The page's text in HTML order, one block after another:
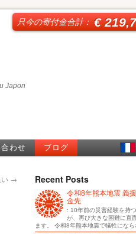
Japon
只今の寄付金合計：€
わせ ブログ
→ Recent Posts
令和8年熊本地震 義
金先
: 10年前の災害経験を持
が、再び大きな困難に直
ます。 令和8年熊本地震で犠牲になら